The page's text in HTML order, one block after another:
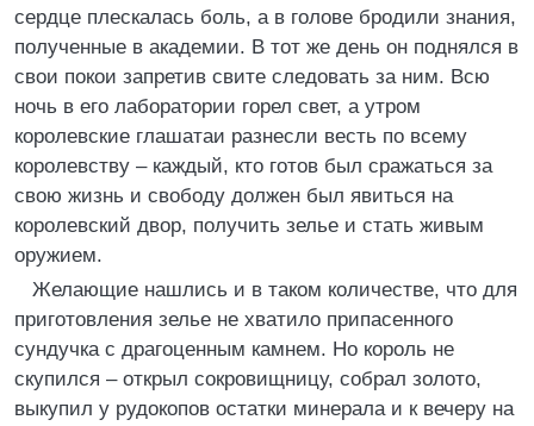
сердце плескалась боль, а в голове бродили знания,
полученные в академии. В тот же день он поднялся в
свои покои запретив свите следовать за ним. Всю
ночь в его лаборатории горел свет, а утром
королевские глашатаи разнесли весть по всему
королевству – каждый, кто готов был сражаться за
свою жизнь и свободу должен был явиться на
королевский двор, получить зелье и стать живым
оружием.
Желающие нашлись и в таком количестве, что для
приготовления зелье не хватило припасенного
сундучка с драгоценным камнем. Но король не
скупился – открыл сокровищницу, собрал золото,
выкупил у рудокопов остатки минерала и к вечеру на